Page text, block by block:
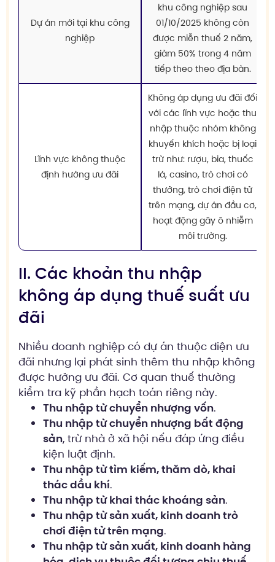
Dự án mới tại khu công
nghiệp
khu công nghiệp sau
01/10/2025 không còn
được miễn thuế 2 năm,
giảm 50% trong 4 năm
tiếp theo theo địa bàn.
Lĩnh vực không thuộc
định hướng ưu đãi
Không áp dụng ưu đãi đối
với các lĩnh vực hoặc thu
nhập thuộc nhóm không
khuyến khích hoặc bị loại
trừ như: rượu, bia, thuốc
lá, casino, trò chơi có
thưởng, trò chơi điện tử
trên mạng, dự án đầu cơ,
hoạt động gây ô nhiễm
môi trường.
II. Các khoản thu nhập
không áp dụng thuế suất ưu
đãi
Nhiều doanh nghiệp có dự án thuộc diện ưu
đãi nhưng lại phát sinh thêm thu nhập không
được hưởng ưu đãi. Cơ quan thuế thường
kiểm tra kỹ phần hạch toán riêng này.
Thu nhập từ chuyển nhượng vốn.
Thu nhập từ chuyển nhượng bất động
sản, trừ nhà ở xã hội nếu đáp ứng điều
kiện luật định.
Thu nhập từ tìm kiếm, thăm dò, khai
thác dầu khí.
Thu nhập từ khai thác khoáng sản.
Thu nhập từ sản xuất, kinh doanh trò
chơi điện tử trên mạng.
Thu nhập từ sản xuất, kinh doanh hàng